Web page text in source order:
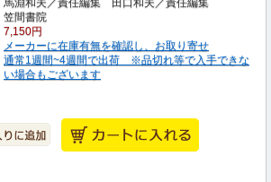
馬淵和夫／責任編集 田口和夫／責任編集
笠間書院
7,150円
メーカーに在庫有無を確認し、お取り寄せ
通常1週間~4週間で出荷 ※品切れ等で入手できな
い場合もございます